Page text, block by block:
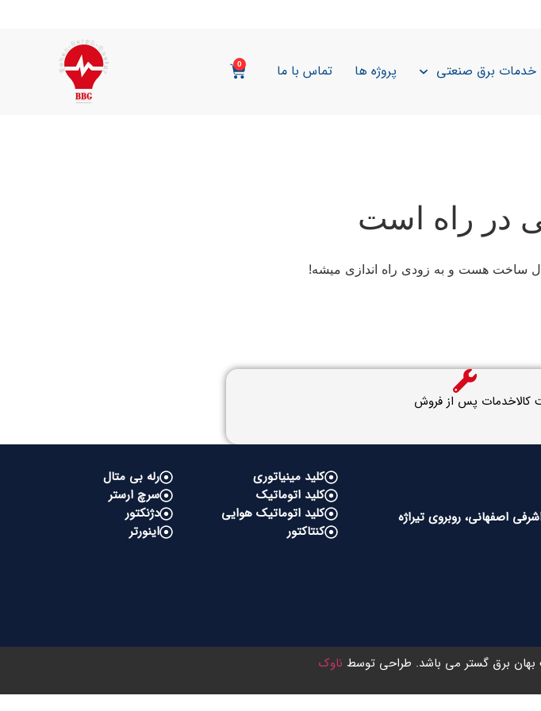
خدمات برق صنعتی پروژه ها تماس با ما 0
در راه است
ساخت هست و به زودی راه اندازی میشه!
خدمات پس از فروش
اصفهانی، روبروی تیراژه
کلید مینیاتوری
کلید اتوماتیک
کلید اتوماتیک هوایی
کنتاکتور
رله بی متال
سرچ ارستر
دژنکتور
اینورتر
برق گستر می باشد. طراحی توسط ناوک